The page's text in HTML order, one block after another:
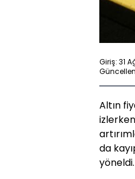
Giriş: 31
Altın
da
yöneldi.